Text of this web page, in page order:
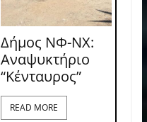
Δήμος ΝΦ-ΝΧ:
Αναψυκτήριο
“Κένταυρος”
READ MORE